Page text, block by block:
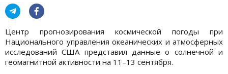
Центр прогнозирования космической погоды при
Национального управления океанических и атмосферных
исследований США представил данные о солнечной и
геомагнитной активности на 11–13 сентября.